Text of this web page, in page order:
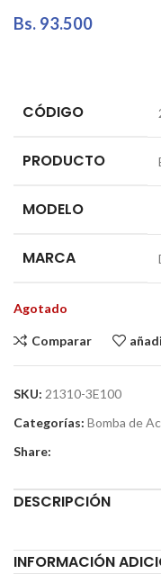
Bs. 93.500
CÓDIGO
PRODUCTO
MODELO
MARCA
Agotado
Comparar
SKU: 21310-3E100
Categorías: Bomba de
Share:
DESCRIPCIÓN
INFORMACIÓN